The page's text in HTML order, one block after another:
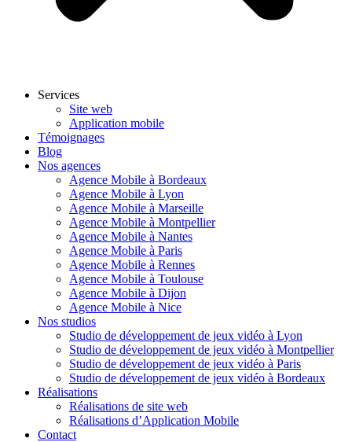
Services
Site web
Application mobile
Témoignages
Blog
Nos agences
Agence Mobile à Bordeaux
Agence Mobile à Lyon
Agence Mobile à Marseille
Agence Mobile à Montpellier
Agence Mobile à Nantes
Agence Mobile à Paris
Agence Mobile à Rennes
Agence Mobile à Toulouse
Agence Mobile à Dijon
Agence Mobile à Nice
Nos studios
Studio de développement de jeux vidéo à Lyon
Studio de développement de jeux vidéo à Montpellier
Studio de développement de jeux vidéo à Paris
Studio de développement de jeux vidéo à Bordeaux
Réalisations
Réalisations de site web
Réalisations d’Application Mobile
Contact